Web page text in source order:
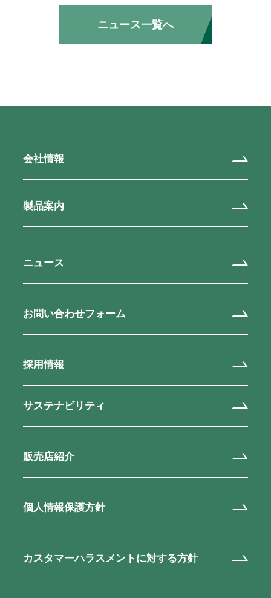
ニュース一覧へ
会社情報
製品案内
ニュース
お問い合わせフォーム
採用情報
サステナビリティ
販売店紹介
個人情報保護方針
カスタマーハラスメントに対する方針